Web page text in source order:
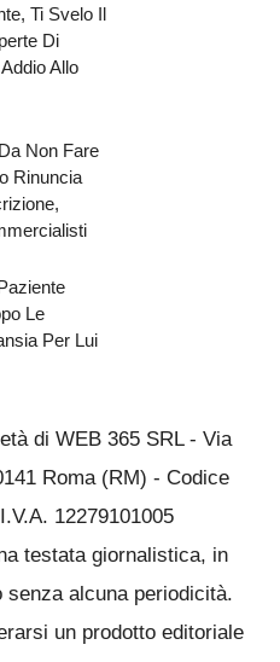
Ti Svelo Il
Di
Allo
Non Fare
Rinuncia
Le
Per Lui
di WEB 365 SRL - Via
Roma (RM) - Codice
12279101005
testata giornalistica, in
senza alcuna periodicità.
un prodotto editoriale